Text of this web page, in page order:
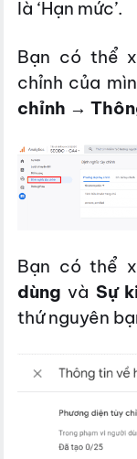
là ‘Hạn mức’.
Bạn có thể
chỉnh của
chỉnh →
Bạn có thể
dùng và Sự
thứ nguyên